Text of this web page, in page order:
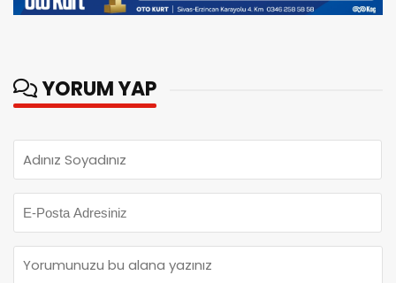
YORUM YAP